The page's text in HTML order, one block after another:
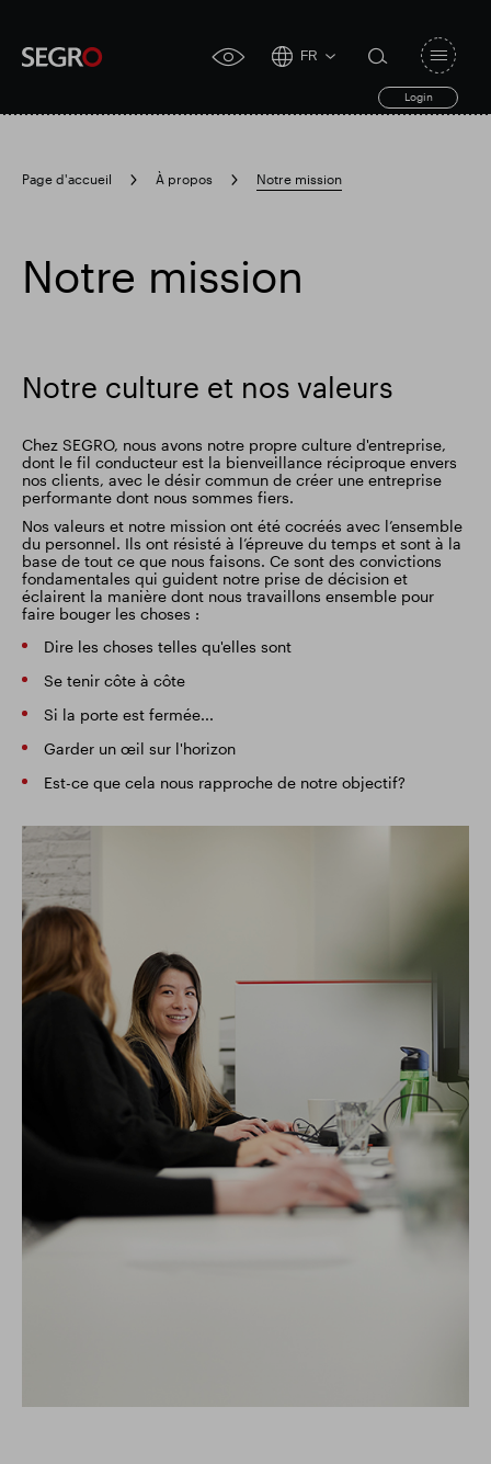
accessibility
FR
Login
search
form
search
Recherche populaire
Résultats financiers Mise à jour commerciale
Parc intelligent
toggle
Page d'accueil À propos Notre mission
Notre mission
Notre culture et nos valeurs
Chez SEGRO, nous avons notre propre culture d'entreprise,
dont le fil conducteur est la bienveillance réciproque envers
nos clients, avec le désir commun de créer une entreprise
performante dont nous sommes fiers.
Nos valeurs et notre mission ont été cocréés avec l’ensemble
du personnel. Ils ont résisté à l’épreuve du temps et sont à la
base de tout ce que nous faisons. Ce sont des convictions
fondamentales qui guident notre prise de décision et
éclairent la manière dont nous travaillons ensemble pour
faire bouger les choses :
Dire les choses telles qu'elles sont
Se tenir côte à côte
Si la porte est fermée...
Garder un œil sur l'horizon
Est-ce que cela nous rapproche de notre objectif?